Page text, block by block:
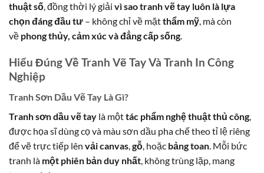
thuật số, đồng thời lý giải vì sao tranh vẽ tay luôn là lựa
chọn đáng đầu tư – không chỉ về mặtthẩm mỹ, mà còn
về phong thủy, cảm xúc và đẳng cấp sống.
Hiểu Đúng Về Tranh Vẽ Tay Và Tranh In Công
Nghiệp
Tranh Sơn Dầu Vẽ Tay Là Gì?
Tranh sơn dầu vẽ tay là mộttác phẩm nghệ thuật thủ công
được họa sĩ dùng cọ và màu sơn dầu pha chế theo tỉ lệ riêng
để vẽ trực tiếp lên vải canvas gỗ , hoặc bảng toan . Mỗi bức
tranh là một phiên bản duy nhất , không trùng lặp, mang